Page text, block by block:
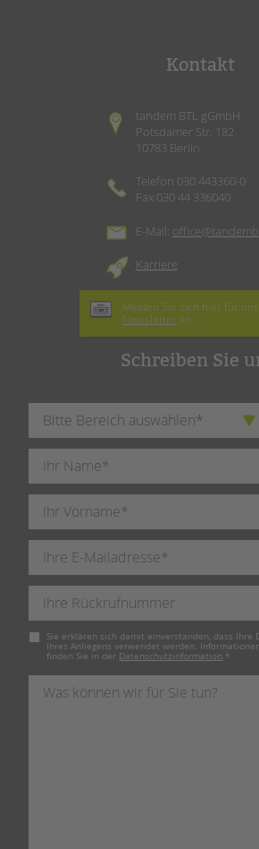
Kontakt
tandem BTL gGmbH
Potsdamer Str. 182
10783 Berlin
Telefon 030 443360-0
Fax 030 44 336040
E-Mail:
Karriere
Melden Sie sich hier für
Newsletter an.
Schreiben Sie
Pflichtfeld
Sie erklären sich damit einverstanden, dass Ihre
Ihres Anliegens verwendet werden.
finden Sie in der Datenschutzinformation *